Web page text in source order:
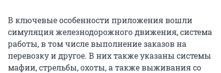
В ключевые особенности приложения вошли
симуляция железнодорожного движения, система
работы, в том числе выполнение заказов на
перевозку и другое. В них также указаны системы
мафии, стрельбы, охоты, а также выживания со